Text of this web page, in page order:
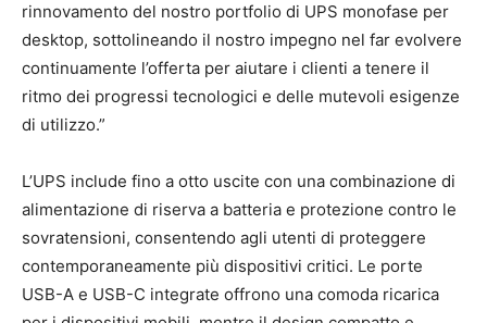
rinnovamento del nostro portfolio di UPS monofase per
desktop, sottolineando il nostro impegno nel far evolvere
continuamente l’offerta per aiutare i clienti a tenere il
ritmo dei progressi tecnologici e delle mutevoli esigenze
di utilizzo.”
L’UPS include fino a otto uscite con una combinazione di
alimentazione di riserva a batteria e protezione contro le
sovratensioni, consentendo agli utenti di proteggere
contemporaneamente più dispositivi critici. Le porte
USB-A e USB-C integrate offrono una comoda ricarica